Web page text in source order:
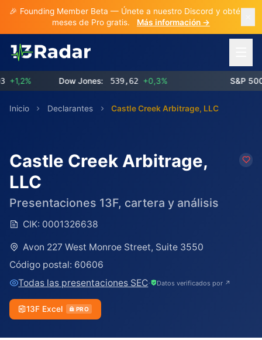
🎉 Founding Member Beta — Únete a nuestro Discord y obtén 3
meses de Pro gratis.
Más información →
Dow Jones: 539,62 +0,3% S&P 500:
Inicio Declarantes Castle Creek Arbitrage, LLC
Castle Creek Arbitrage,
LLC
Presentaciones 13F, cartera y análisis
CIK: 0001326638
Avon 227 West Monroe Street, Suite 3550
Código postal: 60606
Todas las presentaciones SEC· Datos verificados por ↗
13F Excel PRO